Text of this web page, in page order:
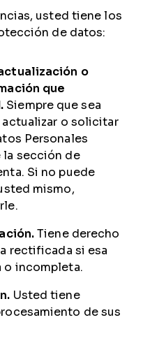
usted tiene los
de datos:
o
que
Siempre que sea
actualizar o solicitar
Personales
sección de
Si no puede
mismo,
Tiene derecho
rectificada si esa
o incompleta.
Usted tiene
de sus